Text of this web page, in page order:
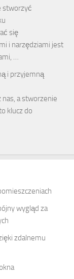
stworzyć
się
i narzędziami jest
…
i przyjemną
nas, a stworzenie
klucz do
wygląd za
zdalnemu